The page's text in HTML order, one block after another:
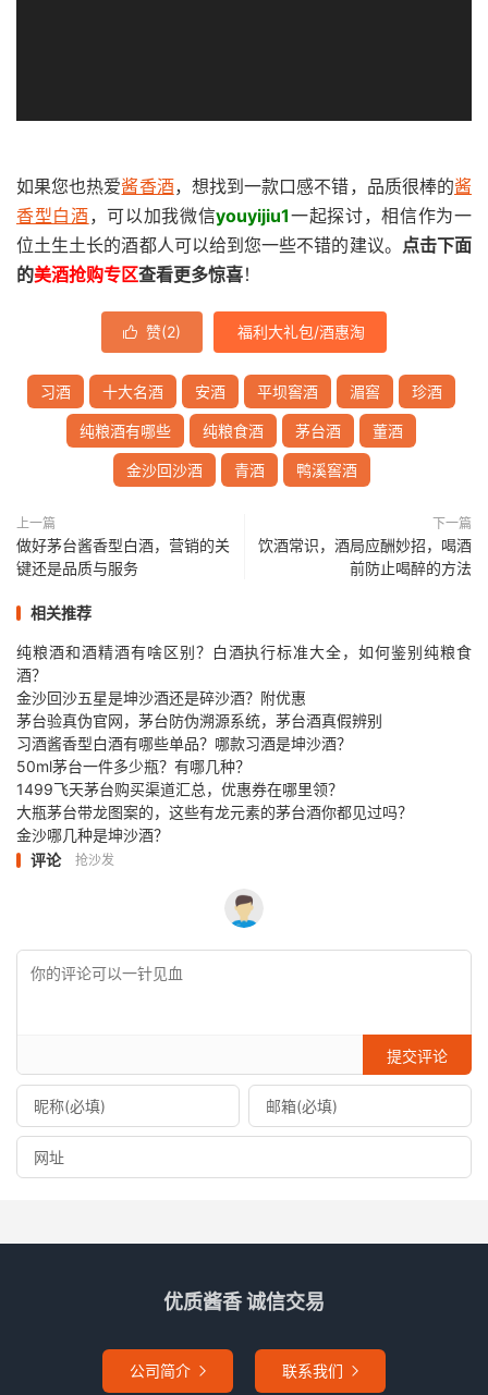
如果您也热爱酱香酒，想找到一款口感不错，品质很棒的酱
香型白酒，可以加我微信youyijiu1一起探讨，相信作为一
位土生土长的酒都人可以给到您一些不错的建议。 点击下面
的美酒抢购专区查看更多惊喜！
 赞(2) 福利大礼包/酒惠淘
习酒 十大名酒 安酒 平坝窖酒 湄窖 珍酒
纯粮酒有哪些 纯粮食酒 茅台酒 董酒
金沙回沙酒 青酒 鸭溪窖酒
上一篇
做好茅台酱香型白酒，营销的关
键还是品质与服务
下一篇
饮酒常识，酒局应酬妙招，喝酒
前防止喝醉的方法
相关推荐
纯粮酒和酒精酒有啥区别？白酒执行标准大全，如何鉴别纯粮食
酒？
金沙回沙五星是坤沙酒还是碎沙酒？附优惠
茅台验真伪官网，茅台防伪溯源系统，茅台酒真假辨别
习酒酱香型白酒有哪些单品？哪款习酒是坤沙酒？
50ml茅台一件多少瓶？有哪几种？
1499飞天茅台购买渠道汇总，优惠券在哪里领？
大瓶茅台带龙图案的，这些有龙元素的茅台酒你都见过吗？
金沙哪几种是坤沙酒？
评论
抢沙发
提交评论
优质酱香 诚信交易
公司简介  联系我们 